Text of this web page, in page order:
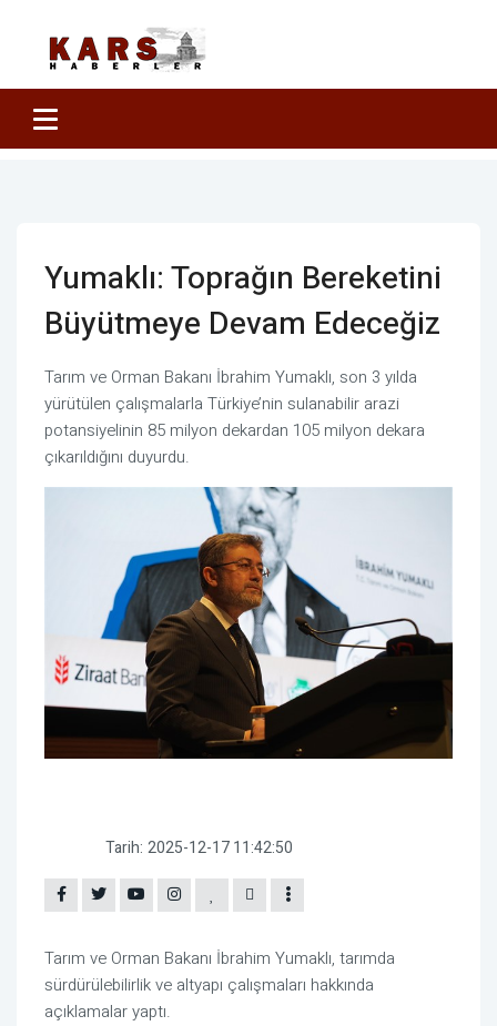
Yumaklı: Toprağın Bereketini
Büyütmeye Devam Edeceğiz
Tarım ve Orman Bakanı İbrahim Yumaklı, son 3 yılda
yürütülen çalışmalarla Türkiye’nin sulanabilir arazi
potansiyelinin 85 milyon dekardan 105 milyon dekara
çıkarıldığını duyurdu.
Tarih: 2025-12-17 11:42:50
Tarım ve Orman Bakanı İbrahim Yumaklı, tarımda
sürdürülebilirlik ve altyapı çalışmaları hakkında
açıklamalar yaptı.